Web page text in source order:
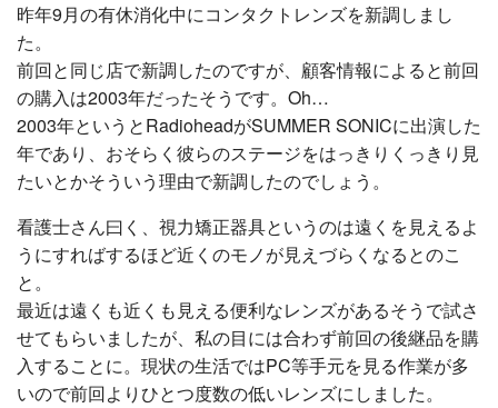
昨年9月の有休消化中にコンタクトレンズを新調しまし
た。
前回と同じ店で新調したのですが、顧客情報によると前回
の購入は2003年だったそうです。Oh…
2003年というとRadioheadがSUMMER SONICに出演した
年であり、おそらく彼らのステージをはっきりくっきり見
たいとかそういう理由で新調したのでしょう。
看護士さん曰く、視力矯正器具というのは遠くを見えるよ
うにすればするほど近くのモノが見えづらくなるとのこ
と。
最近は遠くも近くも見える便利なレンズがあるそうで試さ
せてもらいましたが、私の目には合わず前回の後継品を購
入することに。現状の生活ではPC等手元を見る作業が多
いので前回よりひとつ度数の低いレンズにしました。